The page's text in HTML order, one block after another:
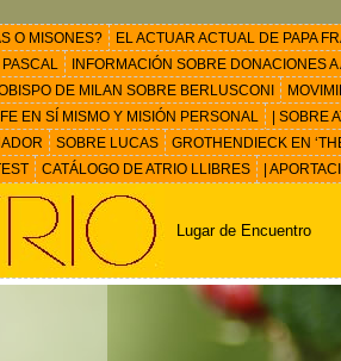
O MISONES? EL ACTUAR ACTUAL DE PAPA
INFORMACIÓN SOBRE DONACIONES
DE MILAN SOBRE BERLUSCONI
EN SÍ MISMO Y MISIÓN PERSONAL
| SOBRE
SOBRE LUCAS GROTHENDIECK EN
CATÁLOGO DE ATRIO LLIBRES |
Lugar de Encuentro